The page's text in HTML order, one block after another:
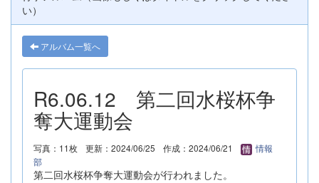
い）
アルバム一覧へ
R6.06.12 第二回水桜杯争
奪大運動会
写真：11枚 更新：2024/06/25 作成：2024/06/21
情報
部
第二回水桜杯争奪大運動会が行われました。